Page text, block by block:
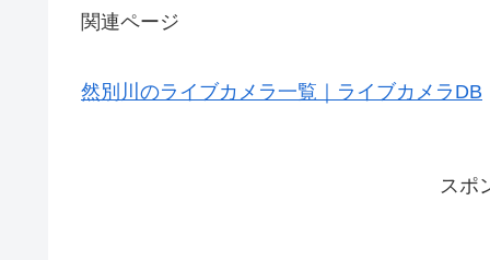
関連ページ
然別川のライブカメラ一覧｜ライブカメラDB
スポ